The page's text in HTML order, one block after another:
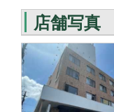
店舗写真